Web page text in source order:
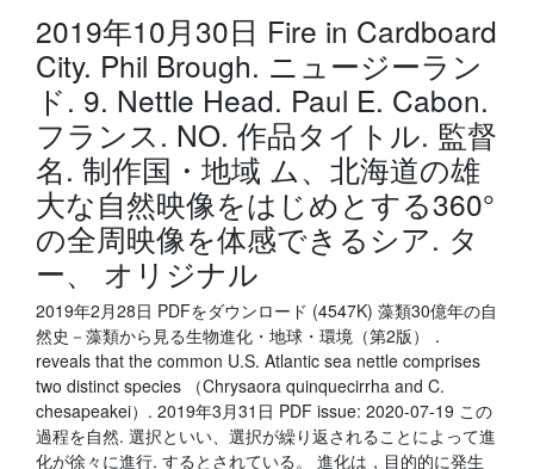
2019年10月30日 Fire in Cardboard
City. Phil Brough. ニュージーラン
ド. 9. Nettle Head. Paul E. Cabon.
フランス. NO. 作品タイトル. 監督
名. 制作国・地域 ム、北海道の雄
大な自然映像をはじめとする360°
の全周映像を体感できるシア. タ
ー、 オリジナル
2019年2月28日 PDFをダウンロード (4547K) 藻類30億年の自
然史－藻類から見る生物進化・地球・環境（第2版）．
reveals that the common U.S. Atlantic sea nettle comprises
two distinct species （Chrysaora quinquecirrha and C.
chesapeakei）. 2019年3月31日 PDF issue: 2020-07-19 この
過程を自然. 選択といい、選択が繰り返されることによって進
化が徐々に進行. するとされている。 進化は，目的的に発生